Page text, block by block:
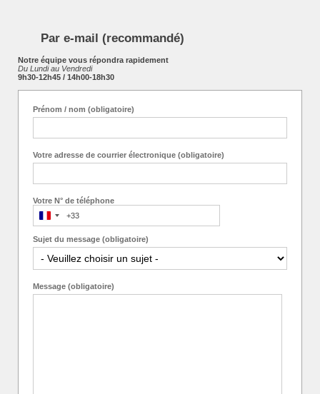
Par e-mail (recommandé)
Notre équipe vous répondra rapidement
Du Lundi au Vendredi
9h30-12h45 / 14h00-18h30
Prénom / nom (obligatoire)
Votre adresse de courrier électronique (obligatoire)
Votre N° de téléphone
France
+33
+33
Sujet du message (obligatoire)
Message (obligatoire)